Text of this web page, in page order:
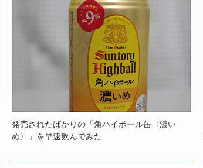
発売されたばかりの「角ハイボール缶〈濃い
め〉」を早速飲んでみた